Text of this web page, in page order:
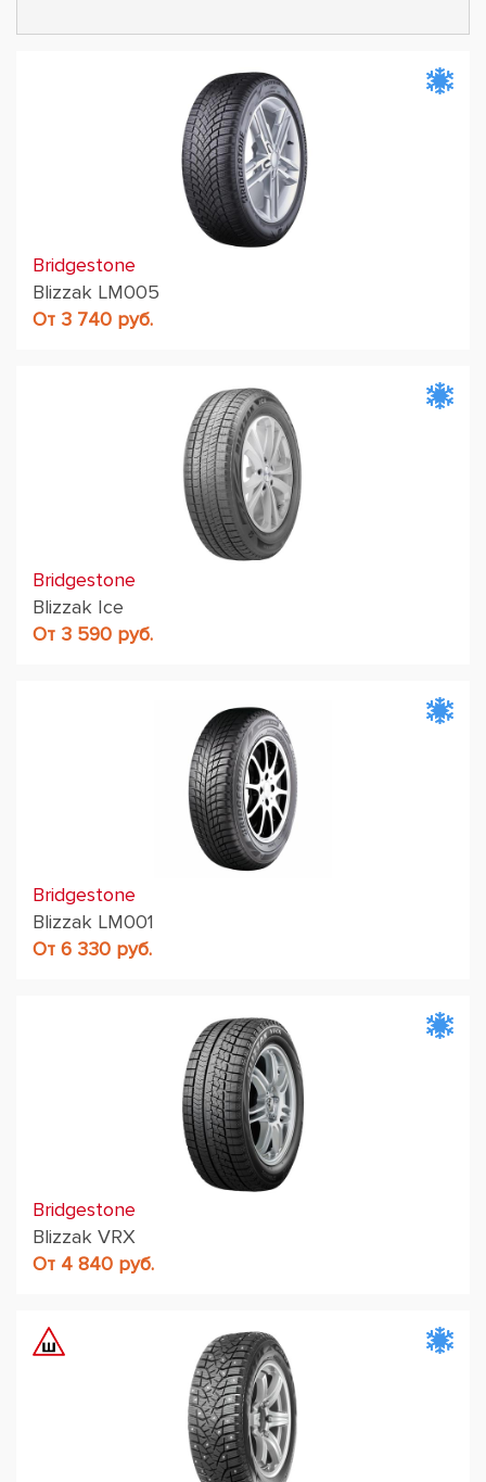
Bridgestone
Blizzak LM005
От 3 740 руб.
Bridgestone
Blizzak Ice
От 3 590 руб.
Bridgestone
Blizzak LM001
От 6 330 руб.
Bridgestone
Blizzak VRX
От 4 840 руб.